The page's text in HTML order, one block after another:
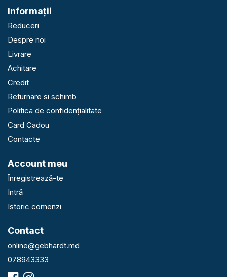
Informaţii
Reduceri
Despre noi
Livrare
Achitare
Credit
Returnare si schimb
Politica de confidențialitate
Card Cadou
Contacte
Account meu
Înregistrează-te
Intră
Istoric comenzi
Contact
online@gebhardt.md
078943333